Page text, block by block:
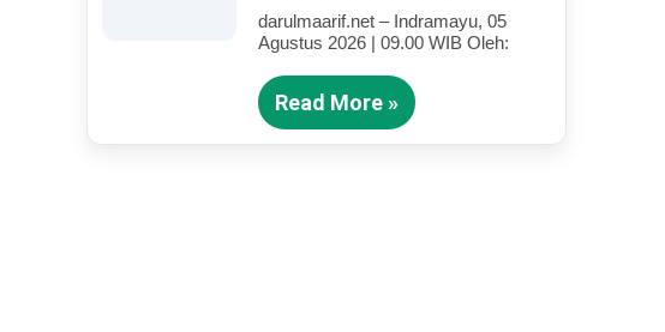
Tarbiyah Rosululloh SAW Bagi
Anak-Anak Yang Terluka
(Bagian III)
darulmaarif.net – Indramayu, 05
Agustus 2026 | 09.00 WIB Oleh:
Read More »